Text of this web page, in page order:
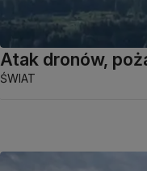
Atak dronów,
ŚWIAT